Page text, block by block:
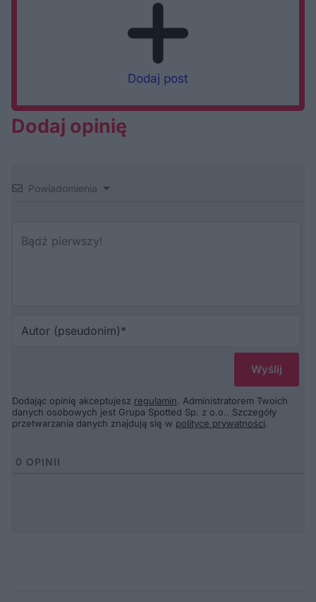
Dodaj post
Dodaj opinię
Powiadomienia
Dodając opinię akceptujesz regulamin. Administratorem Twoich
danych osobowych jest Grupa Spotted Sp. z o.o.. Szczegóły
przetwarzania danych znajdują się w polityce prywatności.
0 OPINII